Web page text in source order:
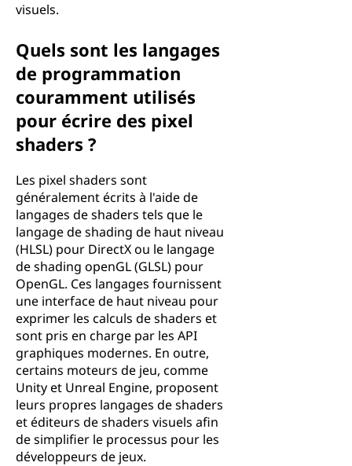
visuels.
Quels sont les langages
de programmation
couramment utilisés
pour écrire des pixel
shaders ?
Les pixel shaders sont
généralement écrits à l'aide de
langages de shaders tels que le
langage de shading de haut niveau
(HLSL) pour DirectX ou le langage
de shading openGL (GLSL) pour
OpenGL. Ces langages fournissent
une interface de haut niveau pour
exprimer les calculs de shaders et
sont pris en charge par les API
graphiques modernes. En outre,
certains moteurs de jeu, comme
Unity et Unreal Engine, proposent
leurs propres langages de shaders
et éditeurs de shaders visuels afin
de simplifier le processus pour les
développeurs de jeux.